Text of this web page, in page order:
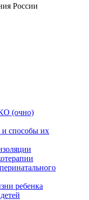
России
(очно)
и способы их
ребенка